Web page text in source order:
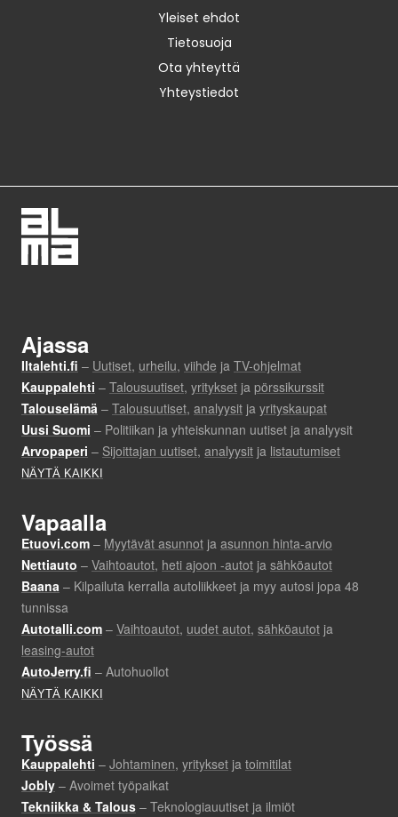
Yleiset ehdot
Tietosuoja
Ota yhteyttä
Yhteystiedot